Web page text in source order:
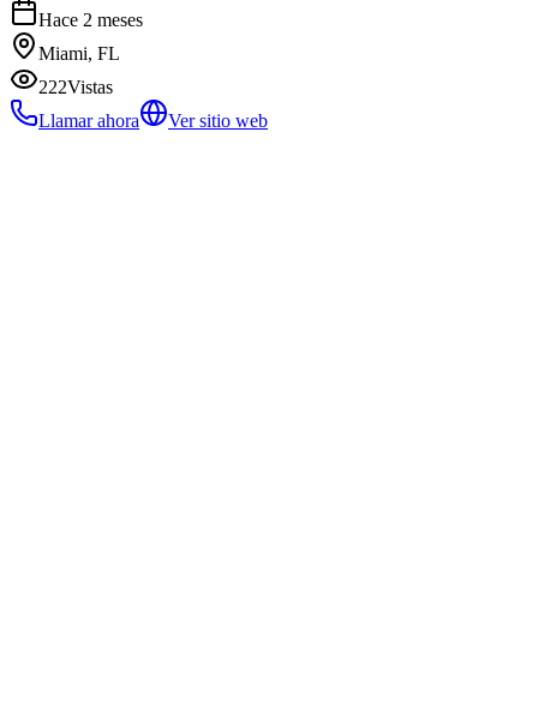
Hace 2 meses
Miami, FL
222Vistas
Llamar ahora
Ver sitio web